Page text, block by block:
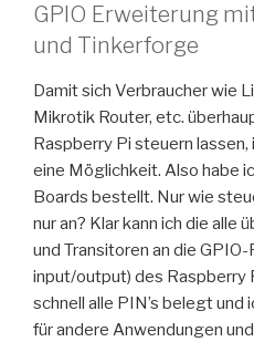
GPIO Erweiterung
und Tinkerforge
Damit sich Verbraucher wie
Mikrotik Router, etc.
Raspberry Pi steuern
eine Möglichkeit. Also habe
Boards bestellt. Nur wie
nur an? Klar kann ich die alle
und Transitoren an die
input/output) des Raspberry
schnell alle PIN’s belegt
für andere Anwendungen